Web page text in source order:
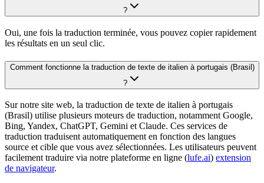
?
Oui, une fois la traduction terminée, vous pouvez copier rapidement
les résultats en un seul clic.
Comment fonctionne la traduction de texte de italien à portugais (Brasil)
?
Sur notre site web, la traduction de texte de italien à portugais
(Brasil) utilise plusieurs moteurs de traduction, notamment Google,
Bing, Yandex, ChatGPT, Gemini et Claude. Ces services de
traduction traduisent automatiquement en fonction des langues
source et cible que vous avez sélectionnées. Les utilisateurs peuvent
facilement traduire via notre plateforme en ligne (lufe.ai) extension
de navigateur.